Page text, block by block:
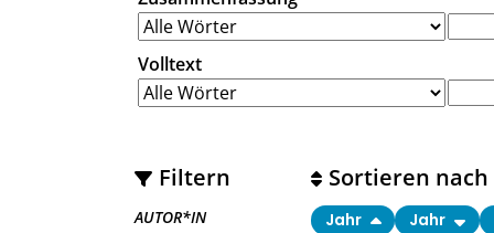
Volltext
Filtern
AUTOR*IN
Sortieren nach
Jahr Jahr